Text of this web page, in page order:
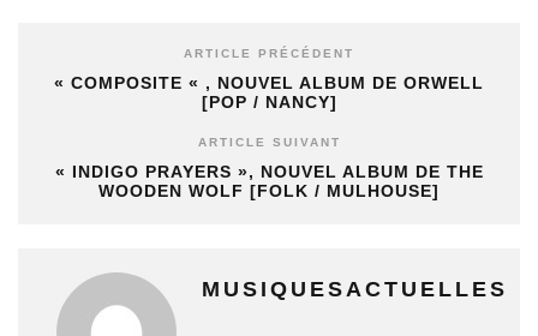
ARTICLE PRÉCÉDENT
« COMPOSITE « , NOUVEL ALBUM DE ORWELL
[POP / NANCY]
ARTICLE SUIVANT
« INDIGO PRAYERS », NOUVEL ALBUM DE THE
WOODEN WOLF [FOLK / MULHOUSE]
MUSIQUESACTUELLES